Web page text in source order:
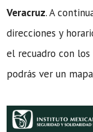
Veracruz. A
direcciones y
el recuadro con los
podrás ver un